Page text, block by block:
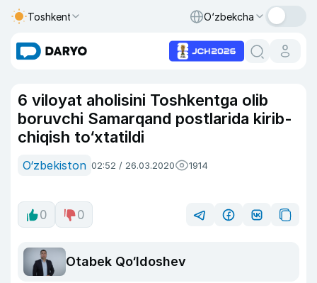
Toshkent O‘zbekcha
6 viloyat aholisini Toshkentga olib
boruvchi Samarqand postlarida kirib-
chiqish to‘xtatildi
O‘zbekiston 02:52 / 26.03.2020 1914
0 0
Otabek Qo‘ldoshev